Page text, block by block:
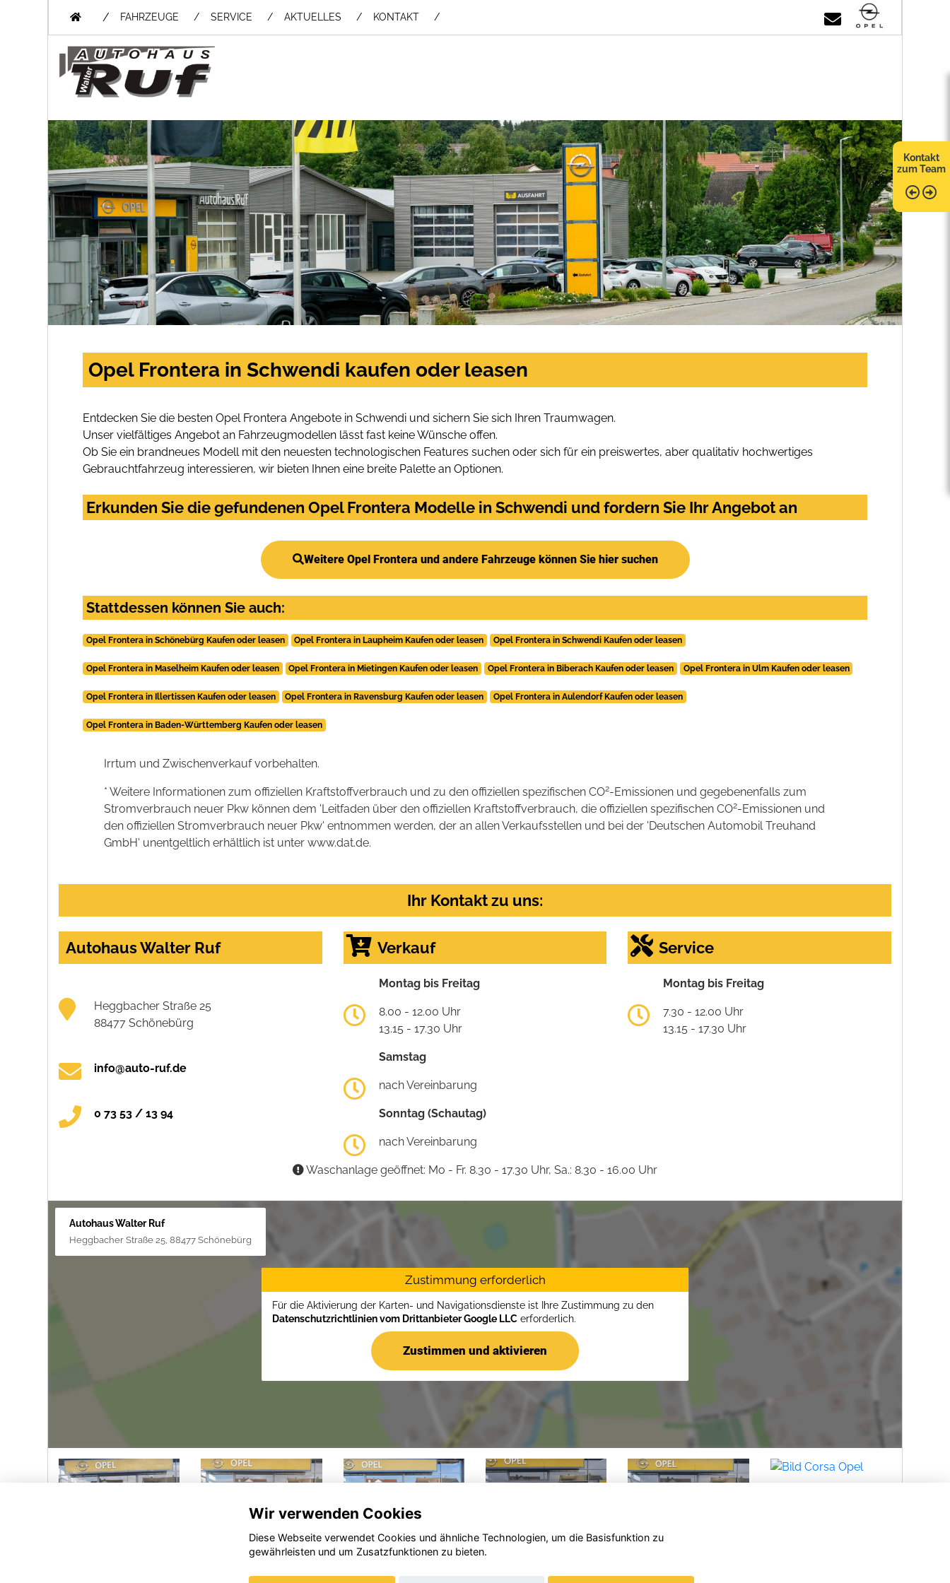
/ FAHRZEUGE SERVICE AKTUELLES KONTAKT
Kontakt
zum Team
Opel Frontera in Schwendi kaufen oder leasen
Entdecken Sie die besten Opel Frontera Angebote in Schwendi und sichern Sie sich Ihren Traumwagen.
Unser vielfältiges Angebot an Fahrzeugmodellen lässt fast keine Wünsche offen.
Ob Sie ein brandneues Modell mit den neuesten technologischen Features suchen oder sich für ein preiswertes, aber qualitativ hochwertiges
Gebrauchtfahrzeug interessieren, wir bieten Ihnen eine breite Palette an Optionen.
Erkunden Sie die gefundenen Opel Frontera Modelle in Schwendi und fordern Sie Ihr Angebot an
Weitere Opel Frontera und andere Fahrzeuge können Sie hier suchen
Stattdessen können Sie auch:
Opel Frontera in Schönebürg Kaufen oder leasen Opel Frontera in Laupheim Kaufen oder leasen Opel Frontera in Schwendi Kaufen oder leasen
Opel Frontera in Maselheim Kaufen oder leasen Opel Frontera in Mietingen Kaufen oder leasen Opel Frontera in Biberach Kaufen oder leasen Opel Frontera in Ulm Kaufen oder leasen
Opel Frontera in Illertissen Kaufen oder leasen Opel Frontera in Ravensburg Kaufen oder leasen Opel Frontera in Aulendorf Kaufen oder leasen
Opel Frontera in Baden-Württemberg Kaufen oder leasen
Irrtum und Zwischenverkauf vorbehalten.
* Weitere Informationen zum offiziellen Kraftstoffverbrauch und zu den offiziellen spezifischen CO2-Emissionen und gegebenenfalls zum
Stromverbrauch neuer Pkw können dem 'Leitfaden über den offiziellen Kraftstoffverbrauch, die offiziellen spezifischen CO2-Emissionen und
den offiziellen Stromverbrauch neuer Pkw' entnommen werden, der an allen Verkaufsstellen und bei der 'Deutschen Automobil Treuhand
GmbH' unentgeltlich erhältlich ist unter www.dat.de.
Ihr Kontakt zu uns:
Autohaus Walter Ruf
Heggbacher Straße 25
88477 Schönebürg
info@auto-ruf.de
0 73 53 / 13 94
Verkauf
Montag bis Freitag
8.00 - 12.00 Uhr
13.15 - 17.30 Uhr
Samstag
nach Vereinbarung
Sonntag (Schautag)
nach Vereinbarung
Service
Montag bis Freitag
7.30 - 12.00 Uhr
13.15 - 17.30 Uhr
Waschanlage geöffnet: Mo - Fr. 8.30 - 17.30 Uhr, Sa.: 8.30 - 16.00 Uhr
Autohaus Walter Ruf
Heggbacher Straße 25, 88477 Schönebürg
Zustimmung erforderlich
Für die Aktivierung der Karten- und Navigationsdienste ist Ihre Zustimmung zu den
Datenschutzrichtlinien vom Drittanbieter Google LLC erforderlich.
Zustimmen und aktivieren
Wir verwenden Cookies
Diese Webseite verwendet Cookies und ähnliche Technologien, um die Basisfunktion zu
gewährleisten und um Zusatzfunktionen zu bieten.